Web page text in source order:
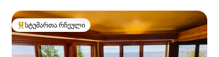
სტუმართა რჩეული მოწინავე ვარიანტი
სტუმართა რჩეული